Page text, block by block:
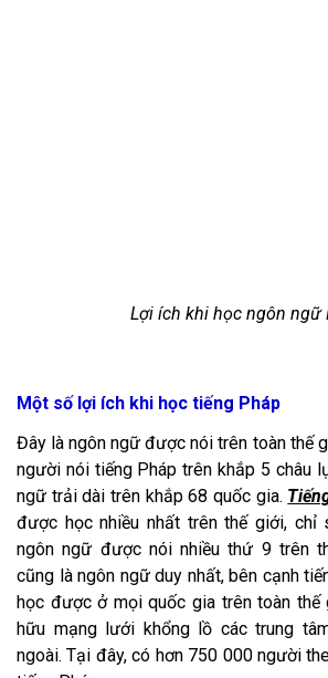
Lợi ích khi học ngôn ngữ
Một số lợi ích khi học tiếng Pháp
Đây là ngôn ngữ được nói trên toàn thế
người nói tiếng Pháp trên khắp 5 châu
ngữ trải dài trên khắp 68 quốc gia.
được học nhiều nhất trên thế giới, chỉ
ngôn ngữ được nói nhiều thứ 9 trên
cũng là ngôn ngữ duy nhất, bên cạnh
học được ở mọi quốc gia trên toàn thế
hữu mạng lưới khổng lồ các trung
ngoài. Tại đây, có hơn 750 000 người